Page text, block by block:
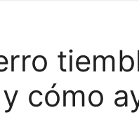
cómo